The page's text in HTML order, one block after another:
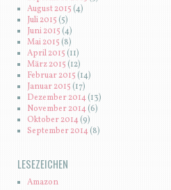
August 2015 (4)
Juli 2015 (5)
Juni 2015 (4)
Mai 2015(8)
April 2015 (11)
März 2015 (12)
Februar 2015 (14)
Januar 2015 (17)
Dezember 2014(13)
November 2014(6)
Oktober 2014(9)
September 2014(8)
LESEZEICHEN
Amazon